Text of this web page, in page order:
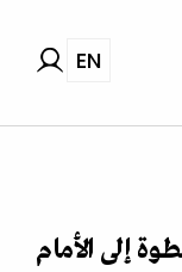
EN
إلى الأمام